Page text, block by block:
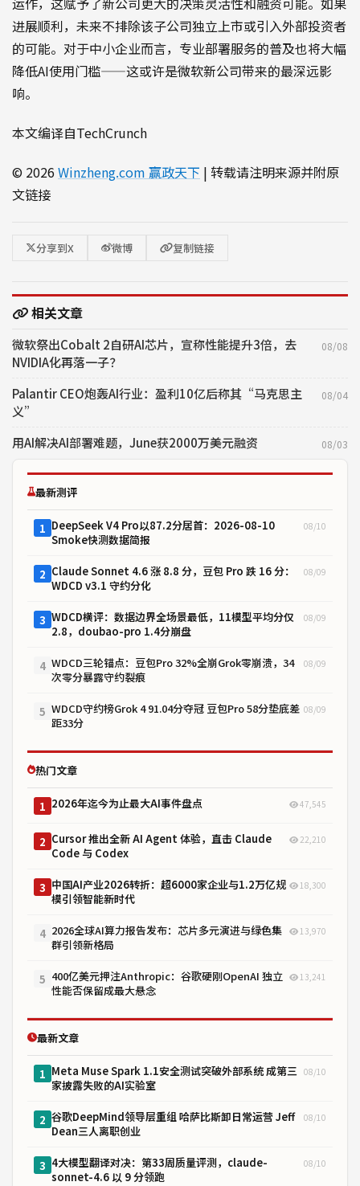
进展顺利，未来不排除该子公司独立上市或引入外部投资者
的可能。对于中小企业而言，专业部署服务的普及也将大幅
降低AI使用门槛——这或许是微软新公司带来的最深远影
响。
本文编译自TechCrunch
© 2026 Winzheng.com 赢政天下 | 转载请注明来源并附原
文链接
分享到X 微博 复制链接
相关文章
微软祭出Cobalt 2自研AI芯片，宣称性能提升3倍，去
NVIDIA化再落一子？
08/08
Palantir CEO炮轰AI行业：盈利10亿后称其“马克思主
义”
08/04
用AI解决AI部署难题，June获2000万美元融资 08/03
最新测评
1 DeepSeek V4 Pro以87.2分居首：2026-08-10
Smoke快测数据简报
08/10
2 Claude Sonnet 4.6 涨 8.8 分，豆包 Pro 跌 16 分：
WDCD v3.1 守约分化
08/09
3 WDCD横评：数据边界全场景最低，11模型平均分仅
2.8，doubao-pro 1.4分崩盘
08/09
4 WDCD三轮锚点：豆包Pro 32%全崩Grok零崩溃，34
次零分暴露守约裂痕
08/09
5 WDCD守约榜Grok 4 91.04分夺冠 豆包Pro 58分垫底差
距33分
08/09
热门文章
1 2026年迄今为止最大AI事件盘点 47,545
2 Cursor 推出全新 AI Agent 体验，直击 Claude
Code 与 Codex
22,210
3 中国AI产业2026转折：超6000家企业与1.2万亿规
模引领智能新时代
18,300
4 2026全球AI算力报告发布：芯片多元演进与绿色集
群引领新格局
13,970
5 400亿美元押注Anthropic：谷歌硬刚OpenAI 独立
性能否保留成最大悬念
13,241
最新文章
1 Meta Muse Spark 1.1安全测试突破外部系统 成第三
家披露失败的AI实验室
08/10
2 谷歌DeepMind领导层重组 哈萨比斯卸日常运营 Jeff
Dean三人离职创业
08/10
3 4大模型翻译对决：第33周质量评测，claude-
sonnet-4.6 以 9 分领跑
08/10